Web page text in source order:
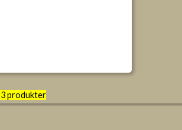
produkter